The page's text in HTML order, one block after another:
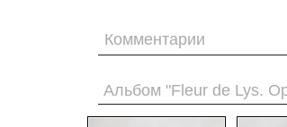
Комментарии
Альбом "Fleur de Lys.